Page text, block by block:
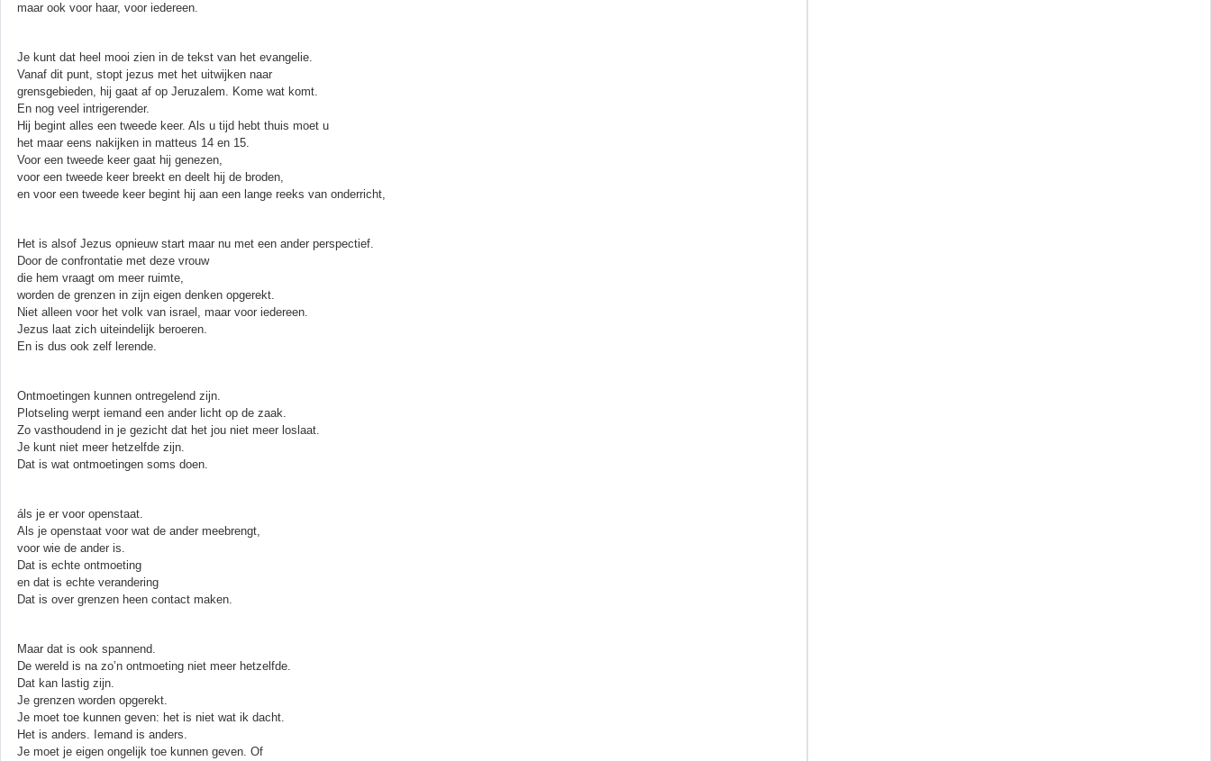
maar ook voor haar, voor iedereen.
Je kunt dat heel mooi zien in de tekst van het evangelie.
Vanaf dit punt, stopt jezus met het uitwijken naar
grensgebieden, hij gaat af op Jeruzalem. Kome wat komt.
En nog veel intrigerender.
Hij begint alles een tweede keer. Als u tijd hebt thuis moet u
het maar eens nakijken in matteus 14 en 15.
Voor een tweede keer gaat hij genezen,
voor een tweede keer breekt en deelt hij de broden,
en voor een tweede keer begint hij aan een lange reeks van onderricht,
Het is alsof Jezus opnieuw start maar nu met een ander perspectief.
Door de confrontatie met deze vrouw
die hem vraagt om meer ruimte,
worden de grenzen in zijn eigen denken opgerekt.
Niet alleen voor het volk van israel, maar voor iedereen.
Jezus laat zich uiteindelijk beroeren.
En is dus ook zelf lerende.
Ontmoetingen kunnen ontregelend zijn.
Plotseling werpt iemand een ander licht op de zaak.
Zo vasthoudend in je gezicht dat het jou niet meer loslaat.
Je kunt niet meer hetzelfde zijn.
Dat is wat ontmoetingen soms doen.
áls je er voor openstaat.
Als je openstaat voor wat de ander meebrengt,
voor wie de ander is.
Dat is echte ontmoeting
en dat is echte verandering
Dat is over grenzen heen contact maken.
Maar dat is ook spannend.
De wereld is na zo’n ontmoeting niet meer hetzelfde.
Dat kan lastig zijn.
Je grenzen worden opgerekt.
Je moet toe kunnen geven: het is niet wat ik dacht.
Het is anders. Iemand is anders.
Je moet je eigen ongelijk toe kunnen geven. Of